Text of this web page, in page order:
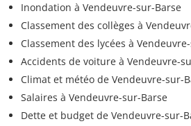
Inondation à Vendeuvre-sur-Barse
Classement des collèges à
Classement des lycées à
Accidents de voiture à Vendeuvre-
Climat et météo de Vendeuvre-sur-
Salaires à Vendeuvre-sur-Barse
Dette et budget de Vendeuvre-sur-